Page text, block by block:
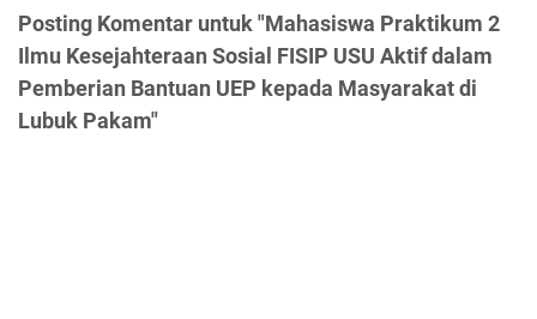
Posting Komentar untuk "Mahasiswa Praktikum 2
Ilmu Kesejahteraan Sosial FISIP USU Aktif dalam
Pemberian Bantuan UEP kepada Masyarakat di
Lubuk Pakam"